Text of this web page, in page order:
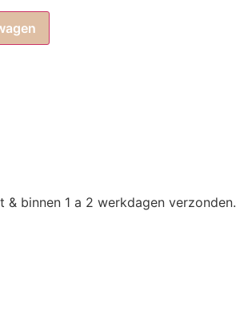
& binnen 1 a 2 werkdagen verzonden.